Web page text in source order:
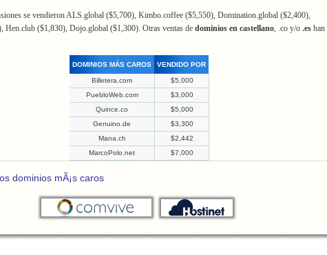
se vendieron ALS.global ($5,700), Kimbo.coffee ($5,550), Domination.global ($2,400),
Hen.club ($1,830), Dojo.global ($1,300). Otras ventas de dominios en castellano, .co y/o .es han
DOMINIOS MÁS CAROS VENDIDO POR
Billetera.com
$5,000
PuebloWeb.com
$3,000
Quince.co
$5,000
Genuino.de
$3,300
Mana.ch
$2,442
MarcoPolo.net
$7,000
dominios mÃ¡s caros